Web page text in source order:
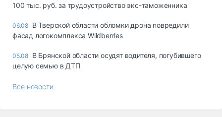
100 тыс. руб. за трудоустройство экс-таможенника
06.08 В Тверской области обломки дрона повредили
фасад логокомплекса Wildberries
05.08 В Брянской области осудят водителя, погубившего
целую семью в ДТП
Все новости